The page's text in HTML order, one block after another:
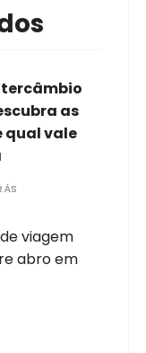
as
qual vale
viagem
abro em